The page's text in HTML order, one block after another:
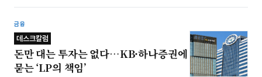
금융
데스크칼럼
돈만 대는 투자는 없다…KB·하나증권에
묻는 ‘LP의 책임’